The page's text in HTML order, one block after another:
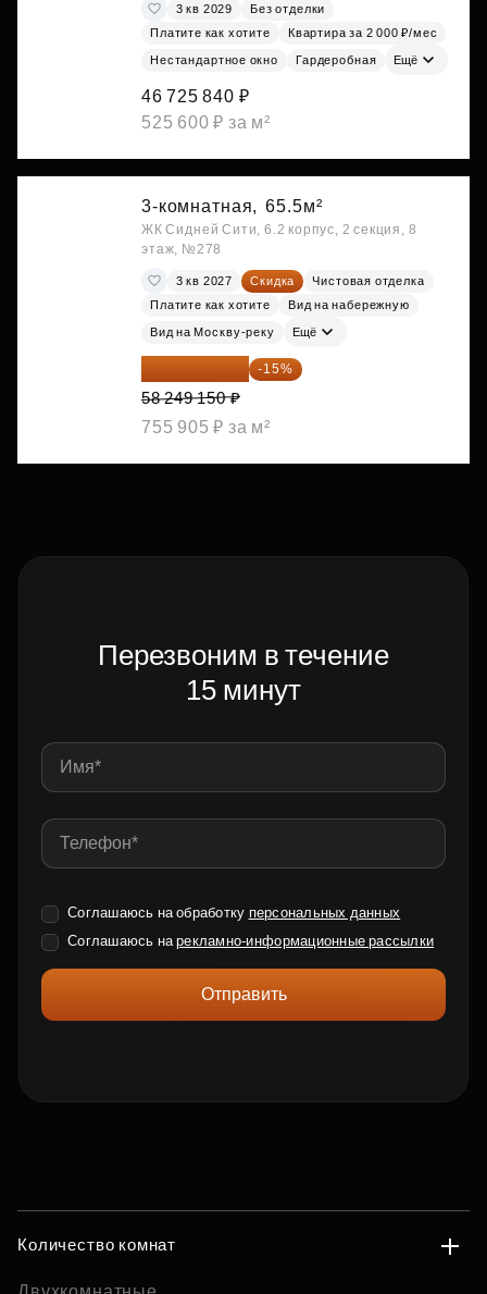
3 кв 2029
Без отделки
Платите как хотите
Квартира за 2 000 ₽/мес
Нестандартное окно Гардеробная Ещё
46 725 840 ₽
525 600 ₽ за м²
3-комнатная, 65.5м²
ЖК Сидней Сити, 6.2 корпус, 2 секция, 8
этаж, №278
3 кв 2027 Скидка
Чистовая отделка
Платите как хотите
Вид на набережную
Вид на Москву-реку Ещё
49 511 778 ₽ -15%
58 249 150 ₽
755 905 ₽ за м²
Перезвоним в течение
15 минут
Соглашаюсь на обработку персональных данных
Соглашаюсь нарекламно-информационные рассылки
Отправить
Количество комнат